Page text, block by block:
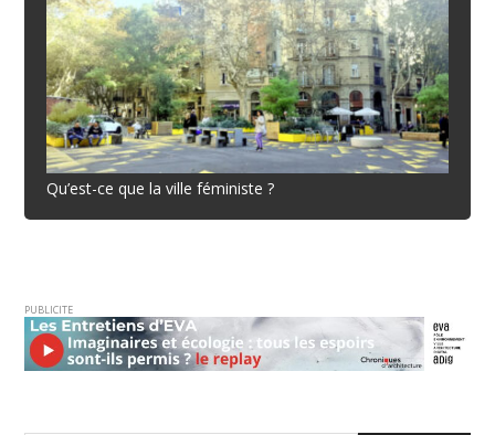
Qu’est-ce que la ville féministe ?
PUBLICITE